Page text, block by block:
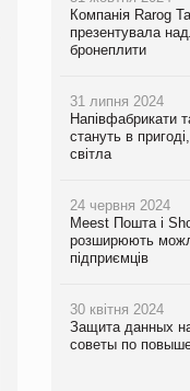
Компанія Rarog
презентувала
бронеплити
31 липня 2024
Напівфабрикати
стануть в
світла
24 червня 2024
Meest Пошта і
розширюють
підприємців
30 квітня 2024
Защита данных
советы по